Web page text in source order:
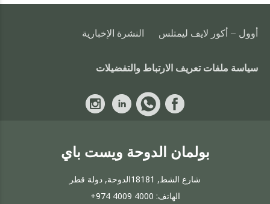
أوول - أكور لايف ليمتلس النشرة الإخبارية
سياسة ملفات تعريف الارتباط والتفضيلات
بولمان الدوحة ويست باي
شارع الشط, 18181الدوحة, دولة قطر
الهاتف: +974 4009 4000